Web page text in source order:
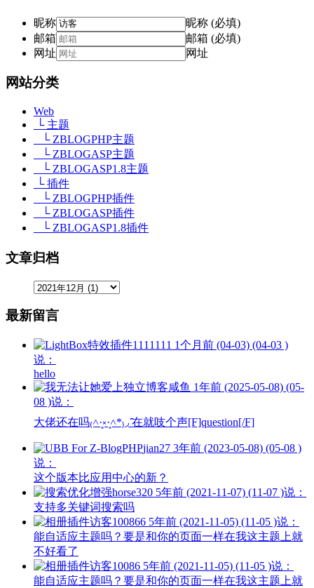
昵称
昵称 (必填)
邮箱
邮箱 (必填)
网址
网址
网站分类
Web
└ 主题
└ ZBLOGPHP主题
└ ZBLOGASP主题
└ ZBLOGASP1.8主题
└ 插件
└ ZBLOGPHP插件
└ ZBLOGASP插件
└ ZBLOGASP1.8插件
文章归档
最新留言
1111111 1个月前 (04-03) (04-03 )
说：
hello
咸鱼 1年前 (2025-05-08) (05-
08 )说：
大佬还在吗₍˄·͈༝·͈˄*₎◞ ̑̑在就吱个声[F]question[/F]
jian27 3年前 (2023-05-08) (05-08 )
说：
这个版本比应用中心的新？
horse320 5年前 (2021-11-07) (11-07 )说：
支持多关键词搜索吗
访客100866 5年前 (2021-11-05) (11-05 )说：
能自适应主题吗？要是和你的页面一样在我这主题上就
不好看了
访客10086 5年前 (2021-11-05) (11-05 )说：
能自适应主题吗？要是和你的页面一样在我这主题上就